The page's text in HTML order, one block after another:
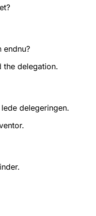
endnu?
the delegation.
delegeringen.